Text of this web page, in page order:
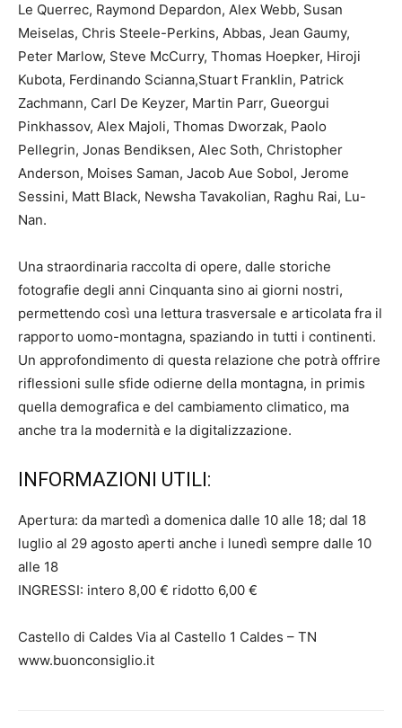
Le Querrec, Raymond Depardon, Alex Webb, Susan
Meiselas, Chris Steele-Perkins, Abbas, Jean Gaumy,
Peter Marlow, Steve McCurry, Thomas Hoepker, Hiroji
Kubota, Ferdinando Scianna,Stuart Franklin, Patrick
Zachmann, Carl De Keyzer, Martin Parr, Gueorgui
Pinkhassov, Alex Majoli, Thomas Dworzak, Paolo
Pellegrin, Jonas Bendiksen, Alec Soth, Christopher
Anderson, Moises Saman, Jacob Aue Sobol, Jerome
Sessini, Matt Black, Newsha Tavakolian, Raghu Rai, Lu-
Nan.
Una straordinaria raccolta di opere, dalle storiche
fotografie degli anni Cinquanta sino ai giorni nostri,
permettendo così una lettura trasversale e articolata fra il
rapporto uomo-montagna, spaziando in tutti i continenti.
Un approfondimento di questa relazione che potrà offrire
riflessioni sulle sfide odierne della montagna, in primis
quella demografica e del cambiamento climatico, ma
anche tra la modernità e la digitalizzazione.
INFORMAZIONI UTILI:
Apertura: da martedì a domenica dalle 10 alle 18; dal 18
luglio al 29 agosto aperti anche i lunedì sempre dalle 10
alle 18
INGRESSI: intero 8,00 € ridotto 6,00 €
Castello di Caldes Via al Castello 1 Caldes – TN
www.buonconsiglio.it